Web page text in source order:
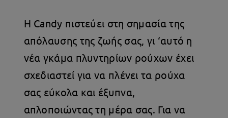
Η Candy πιστεύει στη σημασία της
απόλαυσης της ζωής σας, γι ‘αυτό η
νέα γκάμα πλυντηρίων ρούχων έχει
σχεδιαστεί για να πλένει τα ρούχα
σας εύκολα και έξυπνα,
απλοποιώντας τη μέρα σας. Για να